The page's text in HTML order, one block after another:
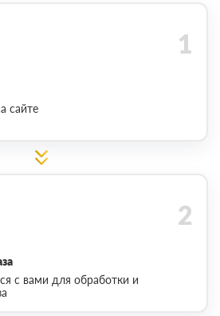
сайте
с вами для обработки и